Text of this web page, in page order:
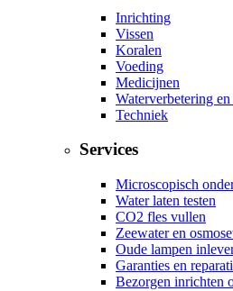
Inrichting
Vissen
Koralen
Voeding
Medicijnen
Waterverbetering en
Techniek
Services
Microscopisch
Water laten testen
CO2 fles vullen
Zeewater en
Oude lampen
Garanties en
Bezorgen inrichten